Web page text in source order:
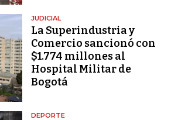
JUDICIAL
La Superindustria y
Comercio sancionó con
$1.774 millones al
Hospital Militar de
Bogotá
DEPORTE